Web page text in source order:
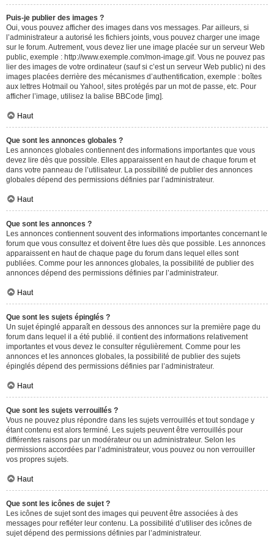
Puis-je publier des images ?
Oui, vous pouvez afficher des images dans vos messages. Par ailleurs, si
l’administrateur a autorisé les fichiers joints, vous pouvez charger une image
sur le forum. Autrement, vous devez lier une image placée sur un serveur Web
public, exemple : http://www.exemple.com/mon-image.gif. Vous ne pouvez pas
lier des images de votre ordinateur (sauf si c’est un serveur Web public) ni des
images placées derrière des mécanismes d’authentification, exemple : boîtes
aux lettres Hotmail ou Yahoo!, sites protégés par un mot de passe, etc. Pour
afficher l’image, utilisez la balise BBCode [img].
Haut
Que sont les annonces globales ?
Les annonces globales contiennent des informations importantes que vous
devez lire dès que possible. Elles apparaissent en haut de chaque forum et
dans votre panneau de l’utilisateur. La possibilité de publier des annonces
globales dépend des permissions définies par l’administrateur.
Haut
Que sont les annonces ?
Les annonces contiennent souvent des informations importantes concernant le
forum que vous consultez et doivent être lues dès que possible. Les annonces
apparaissent en haut de chaque page du forum dans lequel elles sont
publiées. Comme pour les annonces globales, la possibilité de publier des
annonces dépend des permissions définies par l’administrateur.
Haut
Que sont les sujets épinglés ?
Un sujet épinglé apparaît en dessous des annonces sur la première page du
forum dans lequel il a été publié. il contient des informations relativement
importantes et vous devez le consulter régulièrement. Comme pour les
annonces et les annonces globales, la possibilité de publier des sujets
épinglés dépend des permissions définies par l’administrateur.
Haut
Que sont les sujets verrouillés ?
Vous ne pouvez plus répondre dans les sujets verrouillés et tout sondage y
étant contenu est alors terminé. Les sujets peuvent être verrouillés pour
différentes raisons par un modérateur ou un administrateur. Selon les
permissions accordées par l’administrateur, vous pouvez ou non verrouiller
vos propres sujets.
Haut
Que sont les icônes de sujet ?
Les icônes de sujet sont des images qui peuvent être associées à des
messages pour refléter leur contenu. La possibilité d’utiliser des icônes de
sujet dépend des permissions définies par l’administrateur.